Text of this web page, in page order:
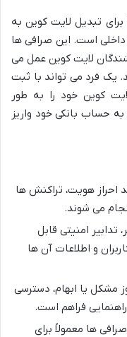
تبدیل لایت کوین به
داخلی است. این صرافی ها
لایت کوین عمل می
یک فرد می تواند با ثبت
کوین خود را به طور
حساب بانکی خود واریز
احراز هویت، تراکنش ها
می شوند.
تدابیر امنیتی قابل
و اطلاعات آن ها
مشکل یا ابهام، دسترسی
فراهم است.
ها معمولاً برای